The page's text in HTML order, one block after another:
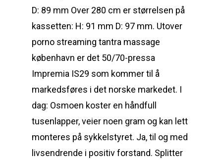
D: 89 mm Over 280 cm er størrelsen på
kassetten: H: 91 mm D: 97 mm. Utover
porno streaming tantra massage
københavn er det 50/70-pressa
Impremia IS29 som kommer til å
markedsføres i det norske markedet. I
dag: Osmoen koster en håndfull
tusenlapper, veier noen gram og kan lett
monteres på sykkelstyret. Ja, til og med
livsendrende i positiv forstand. Splitter